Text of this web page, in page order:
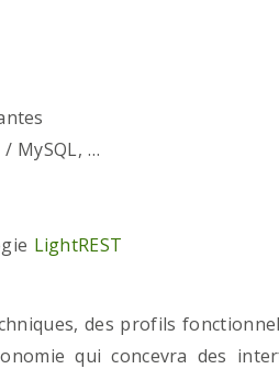
MySQL, …
LightREST
des profils
qui concevra des